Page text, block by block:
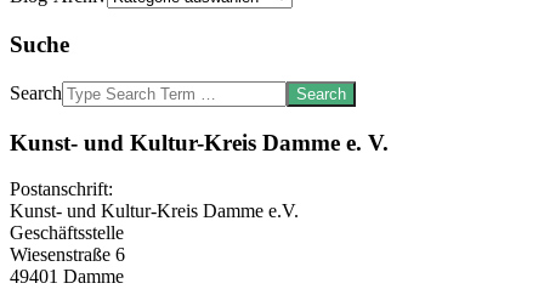
Suche
Search
Kunst- und Kultur-Kreis Damme e. V.
Postanschrift:
Kunst- und Kultur-Kreis Damme e.V.
Geschäftsstelle
Wiesenstraße 6
49401 Damme